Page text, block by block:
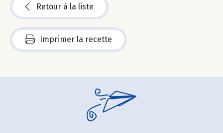
Retour à la liste
Imprimer la recette